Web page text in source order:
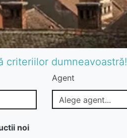
criteriilor dumneavoastră!
Agent
noi